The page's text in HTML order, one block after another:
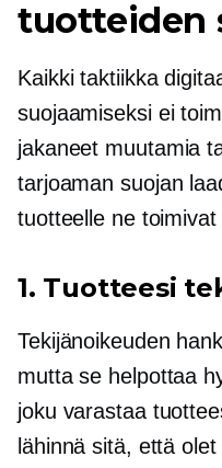
tuotteiden
Kaikki taktiikka
suojaamiseksi ei
jakaneet muutamia
tarjoaman suojan
tuotteelle ne toimivat
1. Tuotteesi
Tekijänoikeuden
mutta se helpottaa
joku varastaa
lähinnä sitä, että olet